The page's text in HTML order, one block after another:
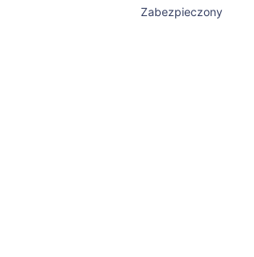
Zabezpieczony